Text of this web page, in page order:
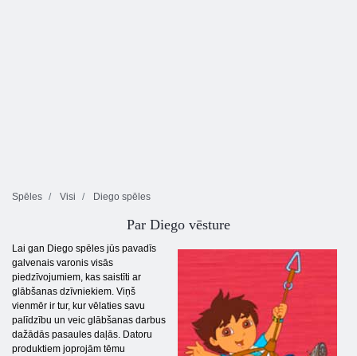
Spēles Visi Diego spēles
Par Diego vēsture
Lai gan Diego spēles jūs pavadīs
galvenais varonis visās
piedzīvojumiem, kas saistīti ar
glābšanas dzīvniekiem. Viņš
vienmēr ir tur, kur vēlaties savu
palīdzību un veic glābšanas darbus
dažādās pasaules daļās. Datoru
produktiem joprojām tēmu